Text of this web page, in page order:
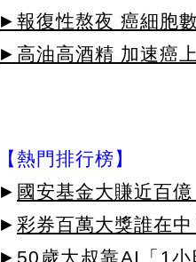
►報復性熬夜 癌細胞
►高油高酒精 加速癌
【熱門排行榜】
► 國安基金大賺近百
► 彩券百萬大獎誰在
► 50歲大叔靠AI「1